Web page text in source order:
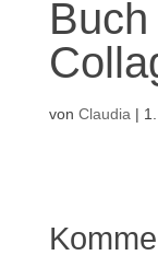
von Claudia |